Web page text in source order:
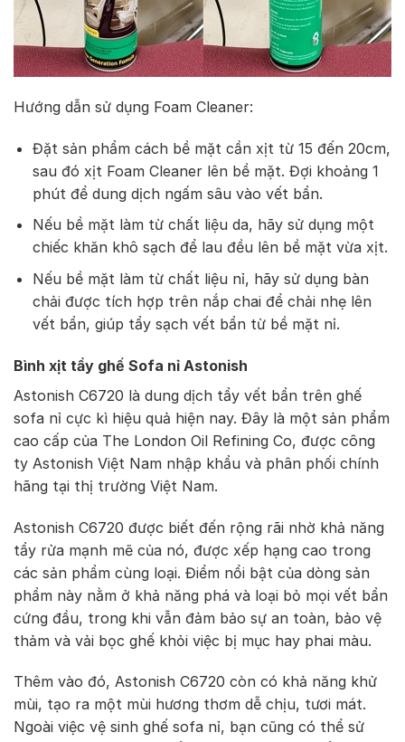
Hướng dẫn sử dụng Foam Cleaner:
Đặt sản phẩm cách bề mặt cần xịt từ 15 đến 20cm,
sau đó xịt Foam Cleaner lên bề mặt. Đợi khoảng 1
phút để dung dịch ngấm sâu vào vết bẩn.
Nếu bề mặt làm từ chất liệu da, hãy sử dụng một
chiếc khăn khô sạch để lau đều lên bề mặt vừa xịt.
Nếu bề mặt làm từ chất liệu nỉ, hãy sử dụng bàn
chải được tích hợp trên nắp chai để chải nhẹ lên
vết bẩn, giúp tẩy sạch vết bẩn từ bề mặt nỉ.
Bình xịt tẩy ghế Sofa nỉ Astonish
Astonish C6720 là dung dịch tẩy vết bẩn trên ghế
sofa nỉ cực kì hiệu quả hiện nay. Đây là một sản phẩm
cao cấp của The London Oil Refining Co, được công
ty Astonish Việt Nam nhập khẩu và phân phối chính
hãng tại thị trường Việt Nam.
Astonish C6720 được biết đến rộng rãi nhờ khả năng
tẩy rửa mạnh mẽ của nó, được xếp hạng cao trong
các sản phẩm cùng loại. Điểm nổi bật của dòng sản
phẩm này nằm ở khả năng phá và loại bỏ mọi vết bẩn
cứng đầu, trong khi vẫn đảm bảo sự an toàn, bảo vệ
thảm và vải bọc ghế khỏi việc bị mục hay phai màu.
Thêm vào đó, Astonish C6720 còn có khả năng khử
mùi, tạo ra một mùi hương thơm dễ chịu, tươi mát.
Ngoài việc vệ sinh ghế sofa nỉ, bạn cũng có thể sử